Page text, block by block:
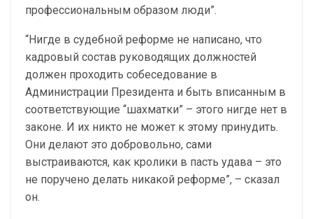
профессиональным образом люди”.
“Нигде в судебной реформе не написано, что
кадровый состав руководящих должностей
должен проходить собеседование в
Администрации Президента и быть вписанным в
соответствующие “шахматки” – этого нигде нет в
законе. И их никто не может к этому принудить.
Они делают это добровольно, сами
выстраиваются, как кролики в пасть удава – это
не поручено делать никакой реформе”, – сказал
он.